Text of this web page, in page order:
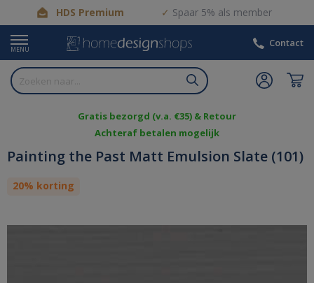
HDS Premium Spaar 5% als member
MENU
Contact
Gratis bezorgd (v.a. €35) & Retour
Achteraf betalen mogelijk
Painting the Past Matt Emulsion Slate (101)
20% korting